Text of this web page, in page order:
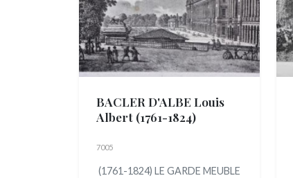
BACLER D'ALBE Louis
Albert (1761-1824)
7005
(1761-1824) LE GARDE MEUBLE